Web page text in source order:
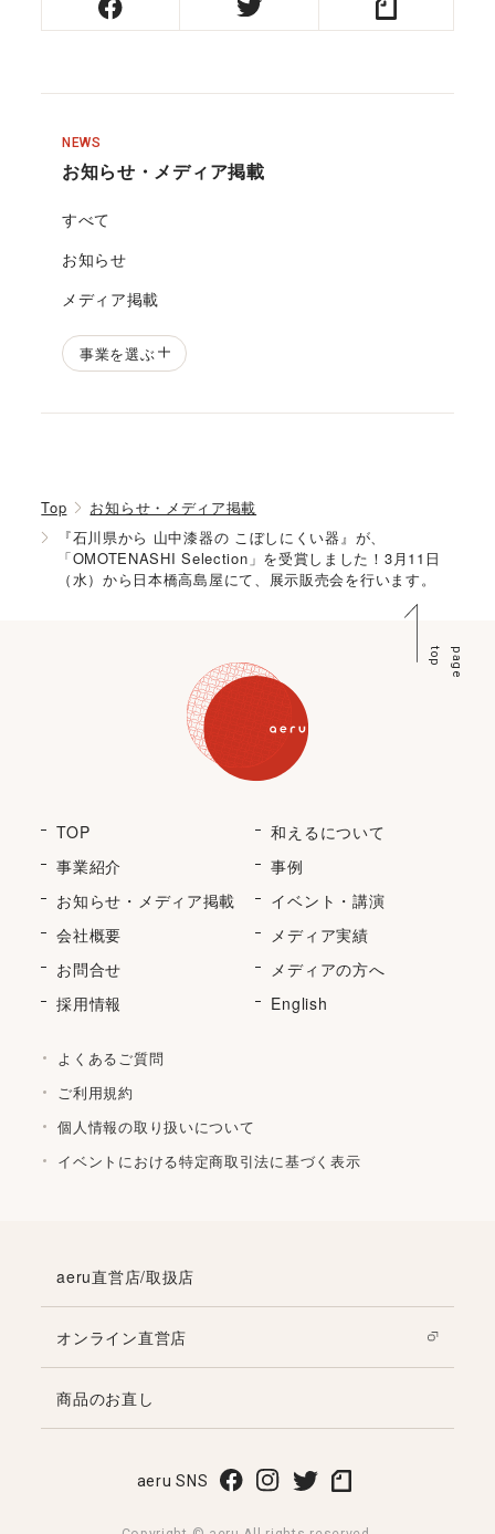
NEWS
お知らせ・メディア掲載
すべて
お知らせ
メディア掲載
事業を選ぶ
Top
お知らせ・メディア掲載
『石川県から 山中漆器の こぼしにくい器』が、
「OMOTENASHI Selection」を受賞しました！3月11日
（水）から日本橋高島屋にて、展示販売会を行います。
p
a
g
e
t
o
p
TOP
和えるについて
事業紹介
事例
お知らせ・メディア掲載
イベント・講演
会社概要
メディア実績
お問合せ
メディアの方へ
採用情報
English
よくあるご質問
ご利用規約
個人情報の取り扱いについて
イベントにおける特定商取引法に基づく表示
aeru直営店/取扱店
オンライン直営店
商品のお直し
aeru SNS